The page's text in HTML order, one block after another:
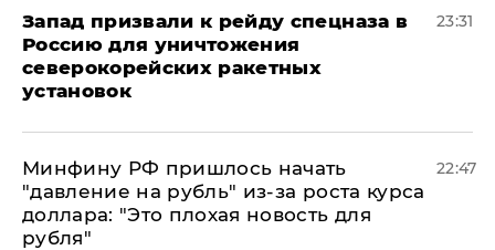
Запад призвали к рейду спецназа в
Россию для уничтожения
северокорейских ракетных
установок
23:31
Минфину РФ пришлось начать
"давление на рубль" из-за роста курса
доллара: "Это плохая новость для
рубля"
22:47